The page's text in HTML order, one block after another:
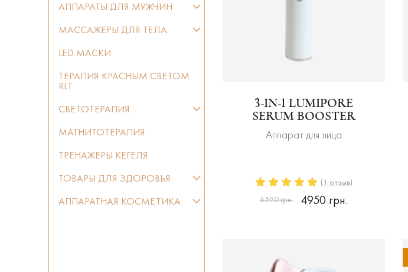
АППАРАТЫ ДЛЯ МУЖЧИН
МАССАЖЕРЫ ДЛЯ ТЕЛА
LED МАСКИ
ТЕРАПИЯ КРАСНЫМ СВЕТОМ
RLT
СВЕТОТЕРАПИЯ
МАГНИТОТЕРАПИЯ
ТРЕНАЖЕРЫ КЕГЕЛЯ
ТОВАРЫ ДЛЯ ЗДОРОВЬЯ
АППАРАТНАЯ КОСМЕТИКА
3-IN-1 LUMIPORE
SERUM BOOSTER
Аппарат для лица
(1 отзыв)
6590 грн.
4950 грн.